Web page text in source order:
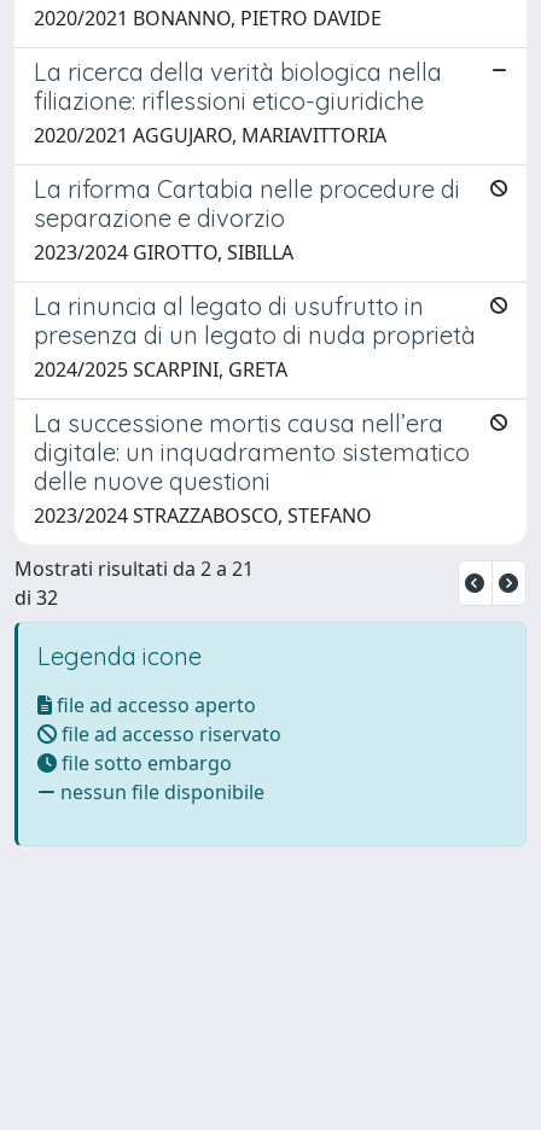
2020/2021 BONANNO, PIETRO DAVIDE
La ricerca della verità biologica nella
filiazione: riflessioni etico-giuridiche
2020/2021 AGGUJARO, MARIAVITTORIA
La riforma Cartabia nelle procedure di
separazione e divorzio
2023/2024 GIROTTO, SIBILLA
La rinuncia al legato di usufrutto in
presenza di un legato di nuda proprietà
2024/2025 SCARPINI, GRETA
La successione mortis causa nell’era
digitale: un inquadramento sistematico
delle nuove questioni
2023/2024 STRAZZABOSCO, STEFANO
Mostrati risultati da 2 a 21
di 32
Legenda icone
file ad accesso aperto
file ad accesso riservato
file sotto embargo
nessun file disponibile